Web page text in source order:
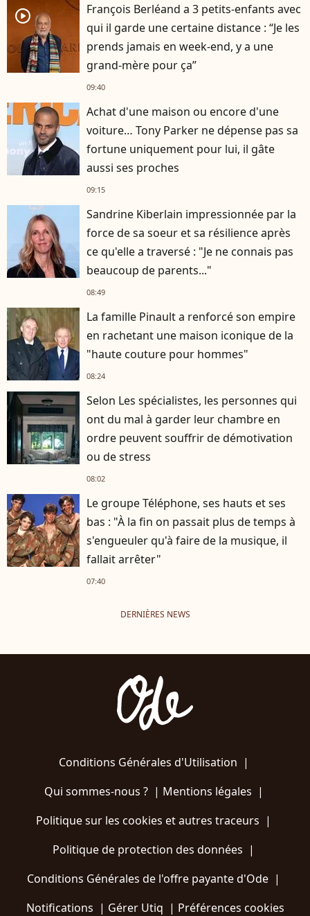
player2
François Berléand a 3 petits-enfants avec
qui il garde une certaine distance : “Je les
prends jamais en week-end, y a une
grand-mère pour ça”
09:40
Achat d'une maison ou encore d'une
voiture… Tony Parker ne dépense pas sa
fortune uniquement pour lui, il gâte
aussi ses proches
09:15
Sandrine Kiberlain impressionnée par la
force de sa soeur et sa résilience après
ce qu'elle a traversé : "Je ne connais pas
beaucoup de parents..."
08:49
La famille Pinault a renforcé son empire
en rachetant une maison iconique de la
"haute couture pour hommes"
08:24
Selon Les spécialistes, les personnes qui
ont du mal à garder leur chambre en
ordre peuvent souffrir de démotivation
ou de stress
08:02
Le groupe Téléphone, ses hauts et ses
bas : "À la fin on passait plus de temps à
s'engueuler qu'à faire de la musique, il
fallait arrêter"
07:40
DERNIÈRES NEWS
Conditions Générales d'Utilisation |
Qui sommes-nous ?| Mentions légales |
Politique sur les cookies et autres traceurs |
Politique de protection des données |
Conditions Générales de l'offre payante d'Ode |
Notifications | Gérer Utiq | Préférences cookies